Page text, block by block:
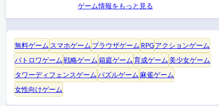
ゲーム情報をもっと見る
無料ゲーム スマホゲーム ブラウザゲーム RPGアクションゲーム
バトロワゲーム戦略ゲーム箱庭ゲーム育成ゲーム 美少女ゲーム
タワーディフェンスゲームパズルゲーム 麻雀ゲーム
女性向けゲーム